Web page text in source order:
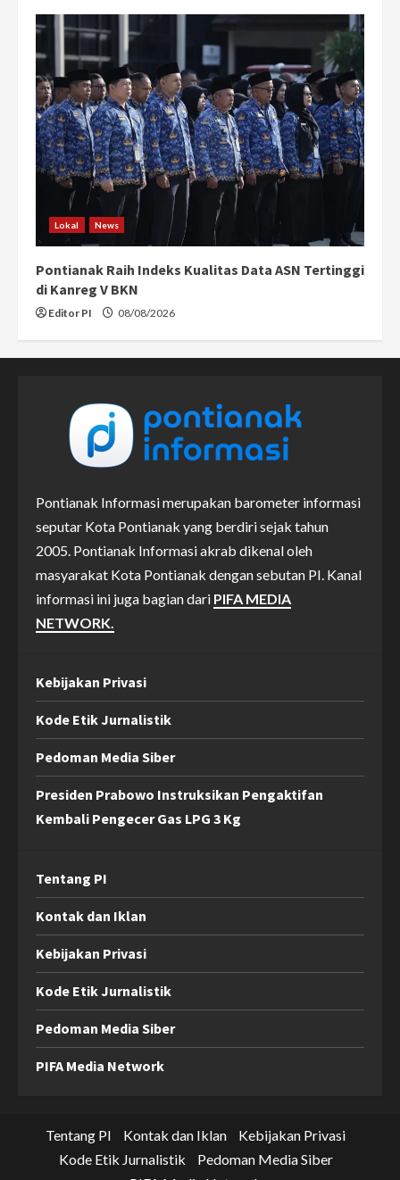
Lokal News
Pontianak Raih Indeks Kualitas Data ASN Tertinggi
di Kanreg V BKN
Editor PI 08/08/2026
Pontianak Informasi merupakan barometer informasi
seputar Kota Pontianak yang berdiri sejak tahun
2005. Pontianak Informasi akrab dikenal oleh
masyarakat Kota Pontianak dengan sebutan PI. Kanal
informasi ini juga bagian dari PIFA MEDIA
NETWORK.
Kebijakan Privasi
Kode Etik Jurnalistik
Pedoman Media Siber
Presiden Prabowo Instruksikan Pengaktifan
Kembali Pengecer Gas LPG 3 Kg
Tentang PI
Kontak dan Iklan
Kebijakan Privasi
Kode Etik Jurnalistik
Pedoman Media Siber
PIFA Media Network
Tentang PI Kontak dan Iklan
Kebijakan Privasi
Kode Etik Jurnalistik
Pedoman Media Siber